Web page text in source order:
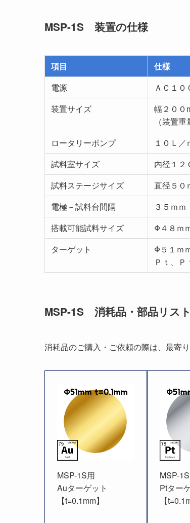
MSP-1S 装置の仕様
項目
仕様
電源
ＡＣ１
装置サイズ
幅２００
（装置
ロータリーポンプ
１０Ｌ／
試料室サイズ
内径１２
試料ステージサイズ
直径５０
電極－試料台間隔
３５ｍｍ
搭載可能試料サイズ
Φ４８ｍ
ターゲット
Φ５１ｍ
Ｐｔ、Ｐ
MSP-1S 消耗品・部品リスト
消耗品のご購入・ご依頼の際は、最寄
MSP-1S用
Auターゲット
【t=0.1mm】
MSP-
Ptター
【